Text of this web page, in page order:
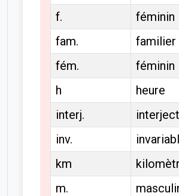
f.
féminin
fam.
familier
fém.
féminin
h
heure
interj.
inv.
km
m.